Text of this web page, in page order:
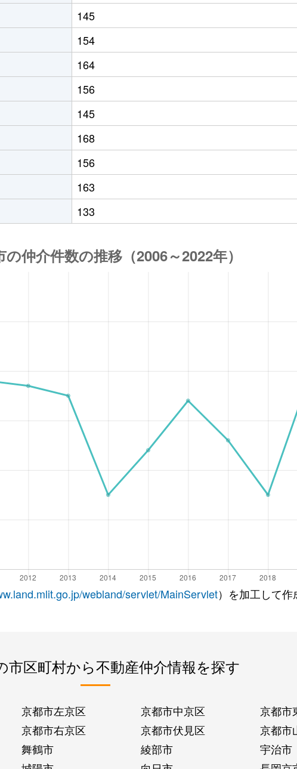
145
154
164
156
145
168
156
163
133
webland/servlet/MainServlet）を加工して作
市区町村から不動産仲介情報を探す
京都市左京区 京都市中京区
京都市
京都市右京区 京都市伏見区
京都市
舞鶴市 綾部市
宇治市